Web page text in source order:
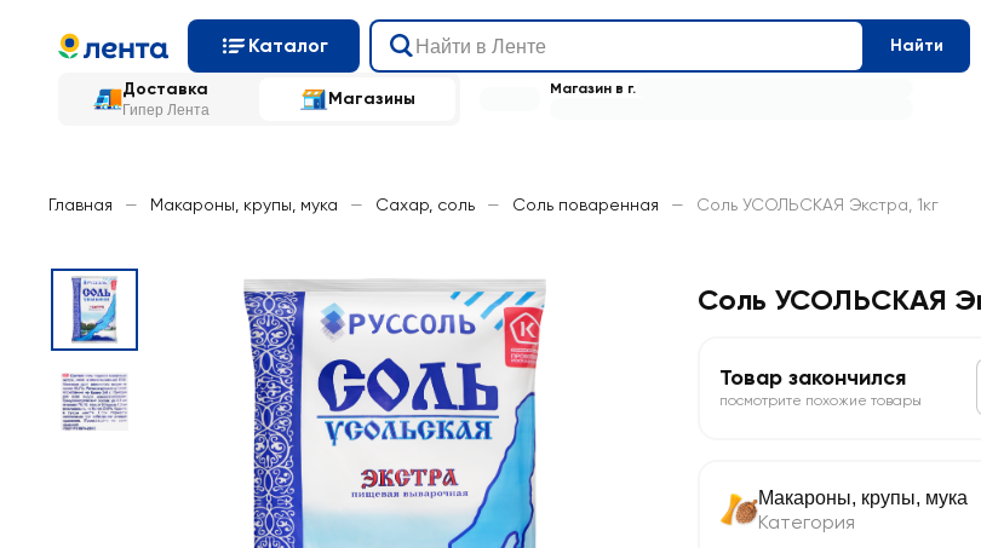
Каталог Найти
Доставка
Гипер Лента
Магазины Магазин в г.
Главная — Макароны, крупы, мука — Сахар, соль — Соль поваренная — Соль УСОЛЬСКАЯ Экстра, 1кг
Соль УСОЛЬСКАЯ
Товар закончился
посмотрите похожие товары
Макароны, крупы, мука
Категория